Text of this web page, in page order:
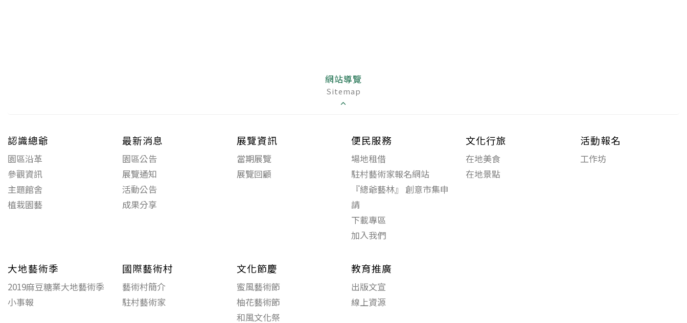
網站導覽
Sitemap
認識總爺
園區沿革
參觀資訊
主題館舍
植栽園藝
最新消息
園區公告
展覽通知
活動公告
成果分享
展覽資訊
當期展覽
展覽回顧
便民服務
場地租借
駐村藝術家報名網站
『總爺藝林』 創意市集申
請
下載專區
加入我們
文化行旅
在地美食
在地景點
活動報名
工作坊
大地藝術季
2019麻豆糖業大地藝術季
小事報
國際藝術村
藝術村簡介
駐村藝術家
文化節慶
蜜風藝術節
柚花藝術節
和風文化祭
教育推廣
出版文宣
線上資源